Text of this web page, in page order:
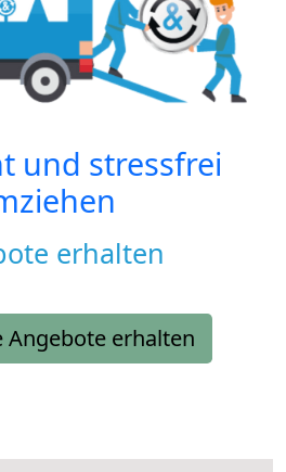
und stressfrei
erhalten
Angebote erhalten